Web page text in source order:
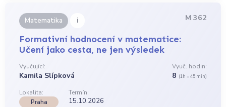
Matematika i M 362
Formativní hodnocení v matematice:
Učení jako cesta, ne jen výsledek
Vyučující:
Kamila Slípková
Vyuč. hodin:
8 (1h = 45 min)
Lokalita:
Termín:
Praha
15.10.2026